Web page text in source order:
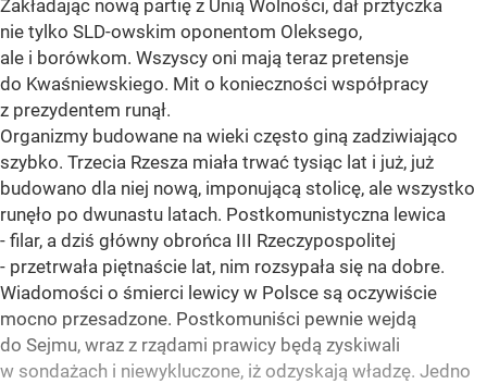
Zakładając nową partię z Unią Wolności, dał prztyczka
nie tylko SLD-owskim oponentom Oleksego,
ale i borówkom. Wszyscy oni mają teraz pretensje
do Kwaśniewskiego. Mit o konieczności współpracy
z prezydentem runął.
Organizmy budowane na wieki często giną zadziwiająco
szybko. Trzecia Rzesza miała trwać tysiąc lat i już, już
budowano dla niej nową, imponującą stolicę, ale wszystko
runęło po dwunastu latach. Postkomunistyczna lewica
- filar, a dziś główny obrońca III Rzeczypospolitej
- przetrwała piętnaście lat, nim rozsypała się na dobre.
Wiadomości o śmierci lewicy w Polsce są oczywiście
mocno przesadzone. Postkomuniści pewnie wejdą
do Sejmu, wraz z rządami prawicy będą zyskiwali
w sondażach i niewykluczone, iż odzyskają władzę. Jedno